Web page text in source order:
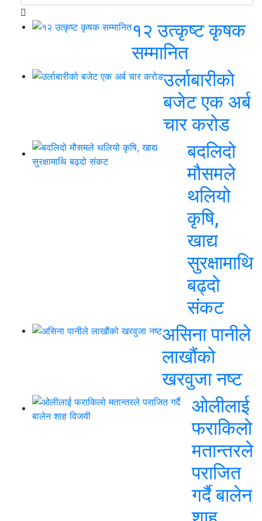
१२ उत्कृष्ट कृषक
सम्मानित
उर्लाबारीको
बजेट एक अर्ब
चार करोड
बदलिदो
मौसमले
थलियो
कृषि,
खाद्य
सुरक्षामाथि
बढ्दो
संकट
असिना पानीले
लाखौंको
खरवुजा नष्ट
ओ‌लीलाई
फराकिलो
मतान्तरले
पराजित
गर्दै बालेन